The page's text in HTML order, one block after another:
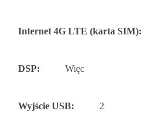
Internet 4G LTE (karta SIM):
DSP: Więc
Wyjście USB: 2